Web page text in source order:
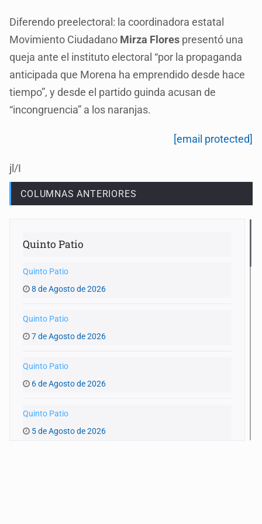
Diferendo preelectoral: la coordinadora estatal
Movimiento Ciudadano Mirza Flores presentó una
queja ante el instituto electoral “por la propaganda
anticipada que Morena ha emprendido desde hace
tiempo”, y desde el partido guinda acusan de
“incongruencia” a los naranjas.
[email protected]
jl/I
COLUMNAS ANTERIORES
Quinto Patio
Quinto Patio
8 de Agosto de 2026
Quinto Patio
7 de Agosto de 2026
Quinto Patio
6 de Agosto de 2026
Quinto Patio
5 de Agosto de 2026